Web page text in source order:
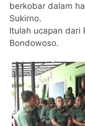
berkobar dalam
Sukirno.
Itulah ucapan dari
Bondowoso.